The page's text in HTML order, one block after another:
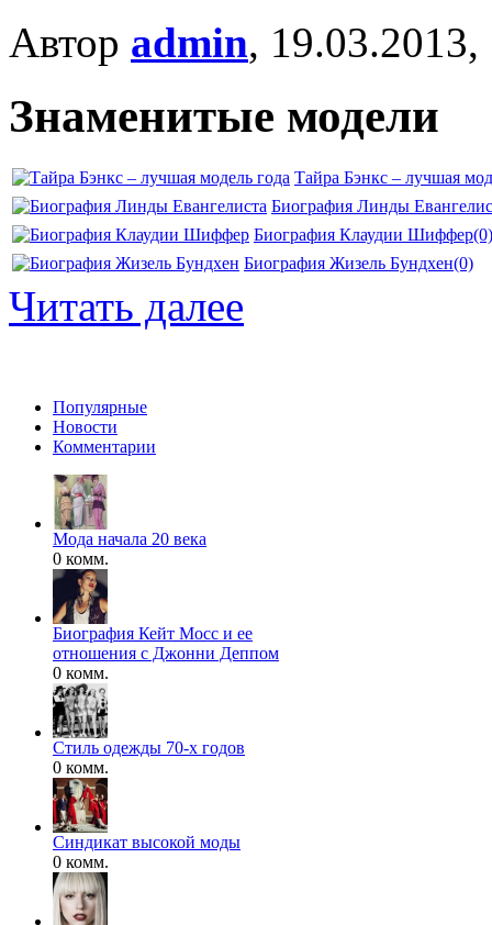
Автор admin,
Знаменитые модели
Тайра Бэнкс – лучшая
Биография Линды
Биография Клаудии Шиффер(0)
Биография Жизель Бундхен(0)
Читать далее
Популярные
Новости
Комментарии
Мода начала 20 века
0 комм.
Биография Кейт Мосс и ее
отношения с Джонни Деппом
0 комм.
Стиль одежды 70-х годов
0 комм.
Синдикат высокой моды
0 комм.